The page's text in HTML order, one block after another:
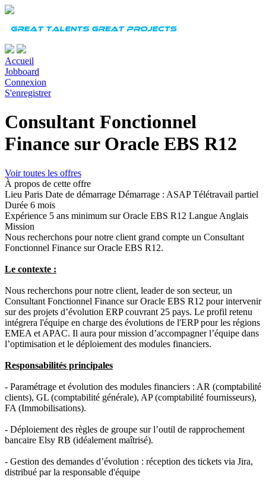
Accueil
Jobboard
Connexion
S'enregistrer
Consultant Fonctionnel
Finance sur Oracle EBS R12
Voir toutes les offres
À propos de cette offre
Lieu Paris Date de démarrage Démarrage : ASAP Télétravail partiel
Durée 6 mois
Expérience 5 ans minimum sur Oracle EBS R12 Langue Anglais
Mission
Nous recherchons pour notre client grand compte un Consultant
Fonctionnel Finance sur Oracle EBS R12.
Le contexte :
Nous recherchons pour notre client, leader de son secteur, un
Consultant Fonctionnel Finance sur Oracle EBS R12 pour intervenir
sur des projets d’évolution ERP couvrant 25 pays. Le profil retenu
intégrera l'équipe en charge des évolutions de l'ERP pour les régions
EMEA et APAC. Il aura pour mission d’accompagner l’équipe dans
l’optimisation et le déploiement des modules financiers.
Responsabilités principales
- Paramétrage et évolution des modules financiers : AR (comptabilité
clients), GL (comptabilité générale), AP (comptabilité fournisseurs),
FA (Immobilisations).
- Déploiement des règles de groupe sur l’outil de rapprochement
bancaire Elsy RB (idéalement maîtrisé).
- Gestion des demandes d’évolution : réception des tickets via Jira,
distribué par la responsable d'équipe